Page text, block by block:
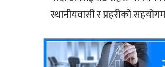
स्थानीयवासी र प्रहरीको